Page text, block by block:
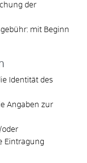
der
mit Beginn
Identität des
Angaben zur
oder
Eintragung